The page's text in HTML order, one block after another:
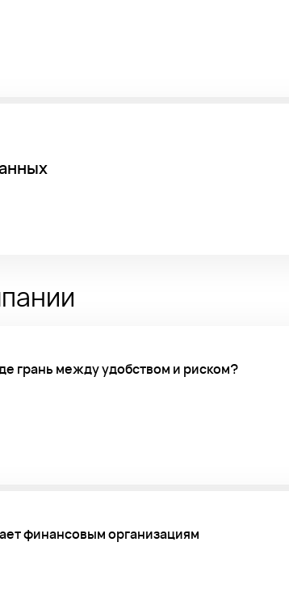
грань между удобством и риском?
финансовым организациям